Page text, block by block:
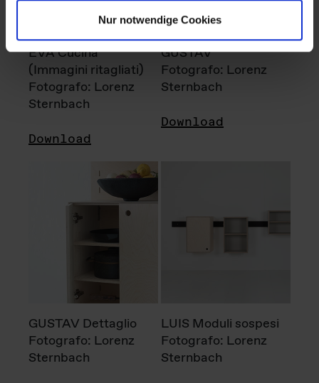
Nur notwendige Cookies
EVA Cucina
(Immagini ritagliati)
Fotografo: Lorenz
Sternbach
Download
GUSTAV
Fotografo: Lorenz
Sternbach
Download
GUSTAV Dettaglio
Fotografo: Lorenz
Sternbach
LUIS Moduli sospesi
Fotografo: Lorenz
Sternbach